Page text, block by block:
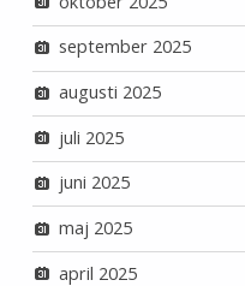
september 2025
augusti 2025
juli 2025
juni 2025
maj 2025
april 2025